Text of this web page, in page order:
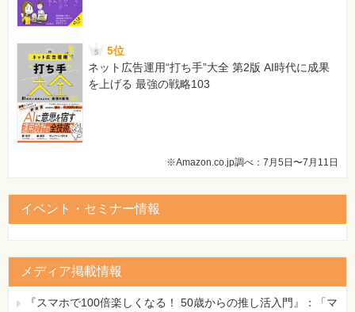
5位
ネット広告運用“打ち手”大全 第2版 AI時代に成果
を上げる 最強の戦略103
※Amazon.co.jp調べ：7月5日〜7月11日
イベント・セミナー情報
メディア掲載情報
『スマホで100倍楽しくなる！ 50歳からの推し活入門』：「マ